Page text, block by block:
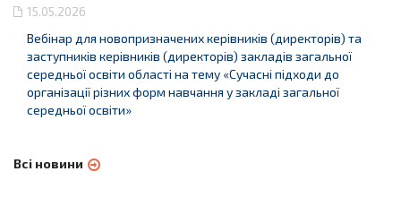
15.05.2026
Вебінар для новопризначених керівників (директорів) та
заступників керівників (директорів) закладів загальної
середньої освіти області на тему «Сучасні підходи до
організації різних форм навчання у закладі загальної
середньої освіти»
Всі новини